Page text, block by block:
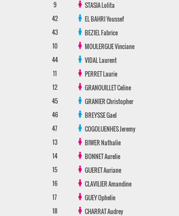
9
STASIALolita
42
EL BAHRIYoussef
43
BEZIELFabrice
10
MOULERGUEVinciane
44
VIDALLaurent
11
PERRETLaurie
12
GRANOUILLETCeline
45
GRANIERChristopher
46
BREYSSEGael
47
COGOLUENHESJeremy
13
BIWERNathalie
14
BONNETAurelie
15
GUERETAuriane
16
CLAVILIERAmandine
17
GUEYOphelie
18
CHARRATAudrey